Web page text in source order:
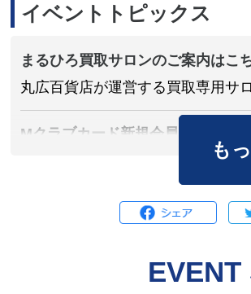
イベントトピックス
まるひろ買取サロンのご案内はこ
丸広百貨店が運営する買取専用サ
Mクラブカード新規会員募集中
も
EVENT